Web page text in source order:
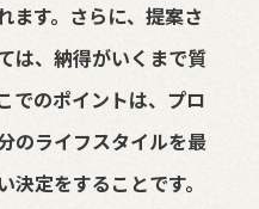
ます。さらに、提案さ
は、納得がいくまで質
でのポイントは、プロ
のライフスタイルを最
定をすることです。